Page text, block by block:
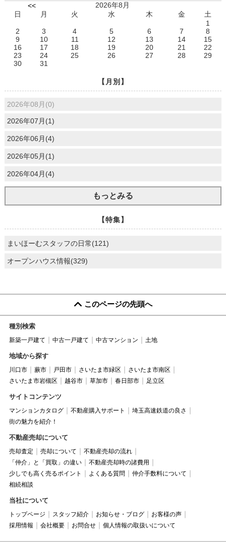
<<
2026年8月
日
月 火 水 木 金
土
1
2
3 4 5 6 7
8
9
10 11 12 13 14
15
16
17 18 19 20 21
22
23
24 25 26 27 28
29
30
31
【月別】
2026年08月(0)
2026年07月(1)
2026年06月(4)
2026年05月(1)
2026年04月(4)
もっとみる
【特集】
まいほーむスタッフの日常(121)
オープンハウス情報(329)
このページの先頭へ
種別検索
新築一戸建て 中古一戸建て 中古マンション 土地
地域から探す
川口市 蕨市 戸田市 さいたま市緑区
さいたま市南区
さいたま市岩槻区
越谷市 草加市 春日部市 足立区
サイトコンテンツ
マンションカタログ 不動産購入サポート
埼玉高速鉄道の良さ
街の魅力を紹介！
不動産売却について
売却査定 売却について
不動産売却の流れ
「仲介」と「買取」の違い
不動産売却時の諸費用
少しでも高く売るポイント
よくある質問
仲介手数料について
相続相談
当社について
トップページ スタッフ紹介 お知らせ・ブログ
お客様の声
採用情報
会社概要 お問合せ 個人情報の取扱いについて